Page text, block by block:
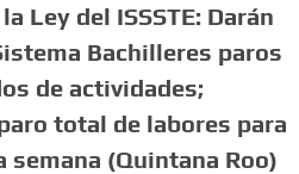
Ley del ISSSTE: Darán
Bachilleres paros
de actividades;
total de labores para
semana (Quintana Roo)